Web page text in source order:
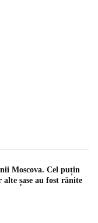
Moscova. Cel puțin
șase au fost rănite